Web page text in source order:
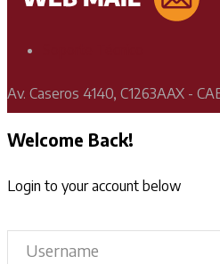
Av. Caseros 4140, C1263AAX -
Welcome Back!
Login to your account below